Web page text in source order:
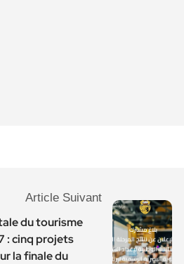
Article Suivant
du tourisme
: cinq projets
la finale du